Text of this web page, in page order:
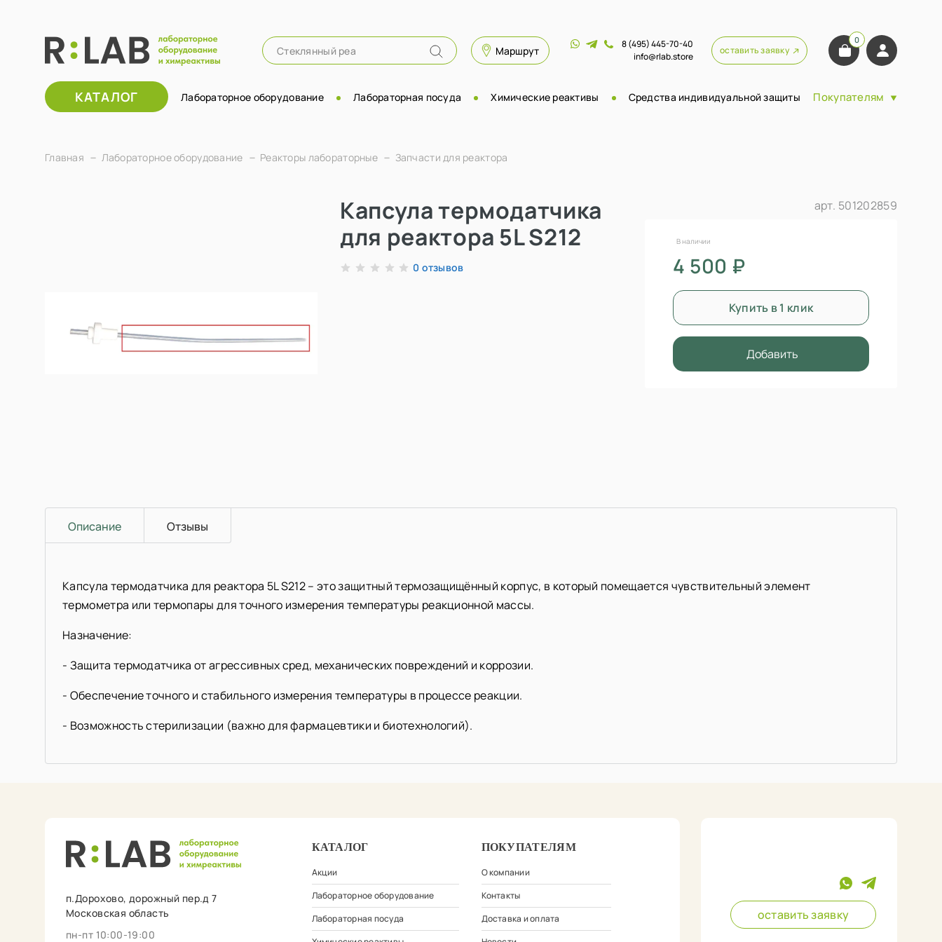
Маршрут
8 (495) 445-70-40
info@rlab.store
оставить заявку
0
КАТАЛОГ Лабораторное оборудование Лабораторная посуда Химические реактивы Средства индивидуальной защиты Покупателям
Главная Лабораторное оборудование Реакторы лабораторные Запчасти для реактора
Капсула термодатчика
для реактора 5L S212
0 отзывов
арт. 501202859
В наличии
4 500 ₽
Купить в 1 клик
Добавить
Описание Отзывы
Капсула термодатчика для реактора 5L S212 – это защитный термозащищённый корпус, в который помещается чувствительный элемент
термометра или термопары для точного измерения температуры реакционной массы.
Назначение:
- Защита термодатчика от агрессивных сред, механических повреждений и коррозии.
- Обеспечение точного и стабильного измерения температуры в процессе реакции.
- Возможность стерилизации (важно для фармацевтики и биотехнологий).
КАТАЛОГ
Акции
Лабораторное оборудование
Лабораторная посуда
ПОКУПАТЕЛЯМ
О компании
Контакты
Доставка и оплата
п.Дорохово, дорожный пер.д 7
Московская область
пн-пт 10:00-19:00
оставить заявку